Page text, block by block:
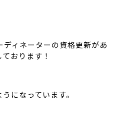
ィネーターの資格更新があ
おります！
になっています。